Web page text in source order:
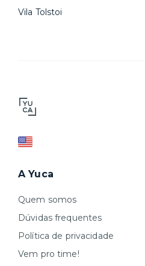
Vila Tolstoi
A Yuca
Quem somos
Dúvidas frequentes
Política de privacidade
Vem pro time!